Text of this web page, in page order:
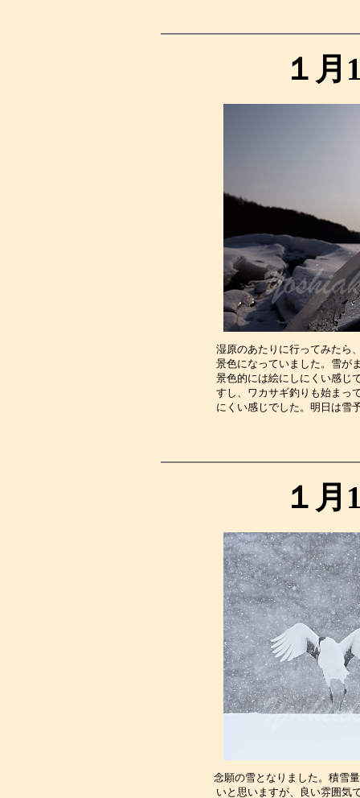
１月
湿原のあたりに行ってみたら
景色になっていました。雪が
景色的には絵にしにくい感じ
すし、ワカサギ釣りも始まっ
にくい感じでした。明日は
１月
念願の雪となりました。積雪
いと思いますが、良い雰囲気